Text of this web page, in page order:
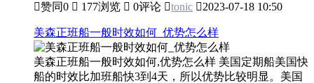
赞同0  177浏览  0评论 tonic 2023-07-18 10:50
美森正班船一般时效如何_优势怎么样
美森正班船一般时效如何,优势怎么样 美国定期船美国快
船的时效比加班船快3到4天，所以优势比较明显。美国